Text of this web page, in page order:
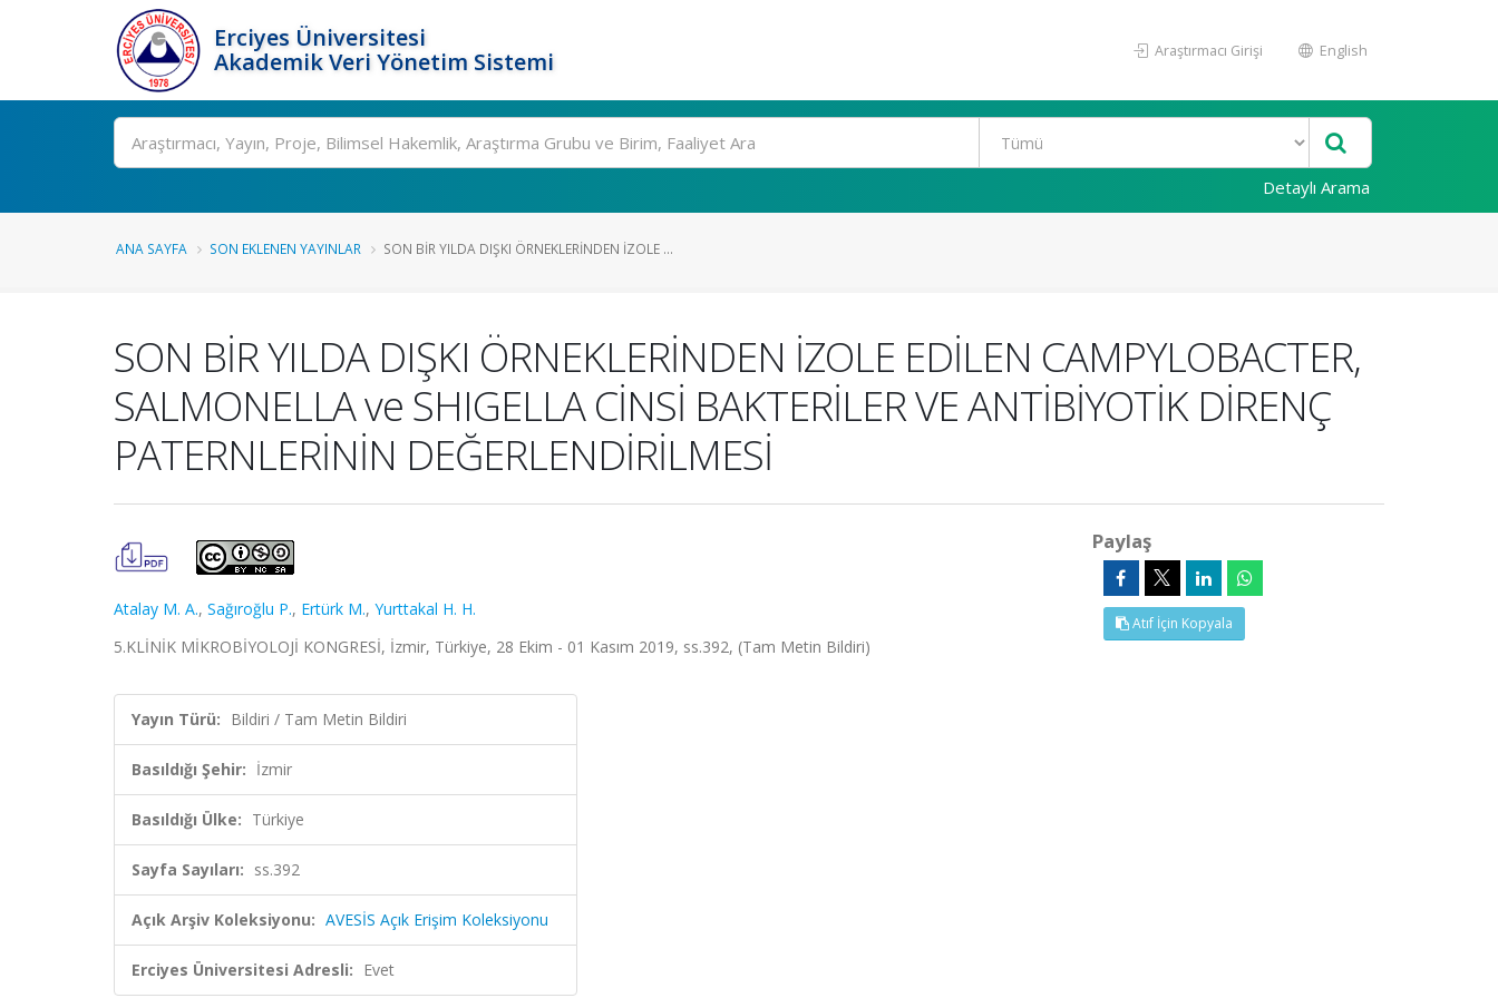
Erciyes Üniversitesi
Akademik Veri Yönetim Sistemi
Araştırmacı Girişi English
Ara
Detaylı Arama
ANA SAYFA SON EKLENEN YAYINLAR SON BİR YILDA DIŞKI ÖRNEKLERİNDEN İZOLE ...
SON BİR YILDA DIŞKI ÖRNEKLERİNDEN İZOLE EDİLEN CAMPYLOBACTER,
SALMONELLA ve SHIGELLA CİNSİ BAKTERİLER VE ANTİBİYOTİK DİRENÇ
PATERNLERİNİN DEĞERLENDİRİLMESİ
Atalay M. A., Sağıroğlu P., Ertürk M., Yurttakal H. H.
5.KLİNİK MİKROBİYOLOJİ KONGRESİ, İzmir, Türkiye, 28 Ekim - 01 Kasım 2019, ss.392, (Tam Metin Bildiri)
Yayın Türü: Bildiri / Tam Metin Bildiri
Basıldığı Şehir: İzmir
Basıldığı Ülke: Türkiye
Sayfa Sayıları: ss.392
Açık Arşiv Koleksiyonu: AVESİS Açık Erişim Koleksiyonu
Erciyes Üniversitesi Adresli: Evet
Paylaş
Atıf İçin Kopyala